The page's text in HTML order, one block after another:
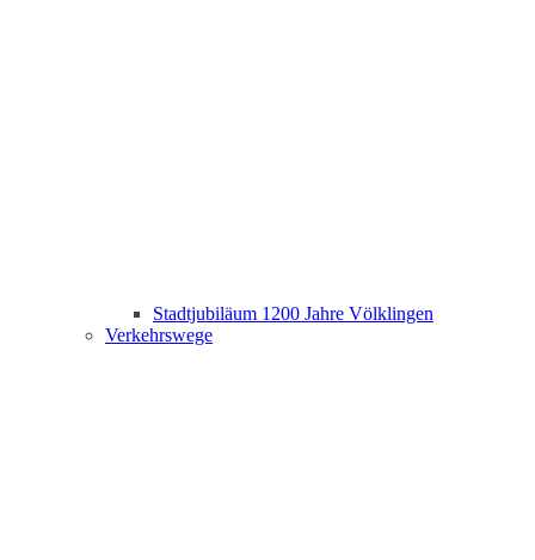
Stadtjubiläum 1200 Jahre Völklingen
Verkehrswege